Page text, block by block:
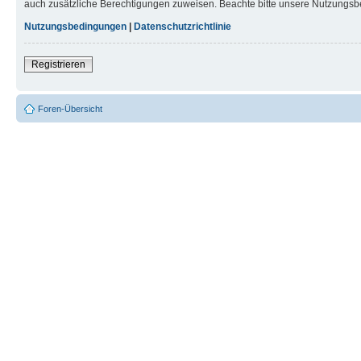
auch zusätzliche Berechtigungen zuweisen. Beachte bitte unsere
Nutzungsbedingungen
Datenschutzrichtlinie
Registrieren
Foren-Übersicht